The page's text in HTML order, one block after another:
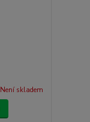
Není skladem